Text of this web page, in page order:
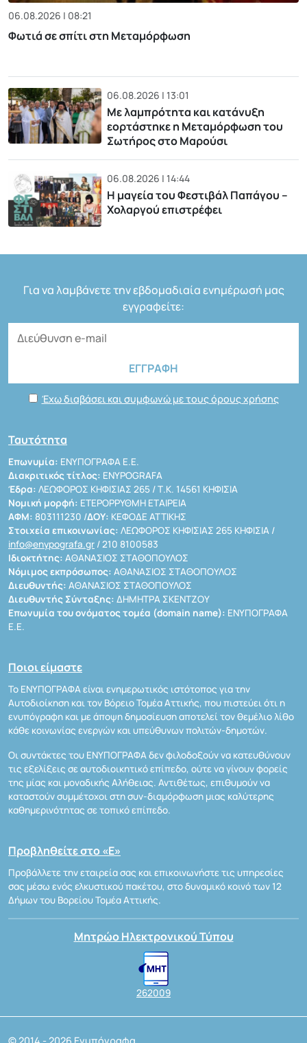
06.08.2026 | 08:21
Φωτιά σε σπίτι στη Μεταμόρφωση
06.08.2026 | 13:01
Με λαμπρότητα και κατάνυξη
εορτάστηκε η Μεταμόρφωση του
Σωτήρος στο Μαρούσι
06.08.2026 | 14:44
Η μαγεία του Φεστιβάλ Παπάγου –
Χολαργού επιστρέφει
Για να λαμβάνετε την εβδομαδιαία ενημέρωσή μας
εγγραφείτε:
Έχω διαβάσει και συμφωνώ με τους όρους χρήσης
Ταυτότητα
Επωνυμία: ΕΝΥΠΟΓΡΑΦΑ Ε.Ε.
Διακριτικός τίτλος: ENYPOGRAFA
Έδρα: ΛΕΩΦΟΡΟΣ ΚΗΦΙΣΙΑΣ 265 / Τ.Κ. 14561 ΚΗΦΙΣΙΑ
Νομική μορφή: ΕΤΕΡΟΡΡΥΘΜΗ ΕΤΑΙΡΕΙΑ
ΑΦΜ: 803111230 /ΔΟΥ: ΚΕΦΟΔΕ ΑΤΤΙΚΗΣ
Στοιχεία επικοινωνίας: ΛΕΩΦΟΡΟΣ ΚΗΦΙΣΙΑΣ 265 ΚΗΦΙΣΙΑ /
info@enypografa.gr / 210 8100583
Ιδιοκτήτης: ΑΘΑΝΑΣΙΟΣ ΣΤΑΘΟΠΟΥΛΟΣ
Νόμιμος εκπρόσωπος: ΑΘΑΝΑΣΙΟΣ ΣΤΑΘΟΠΟΥΛΟΣ
Διευθυντής: ΑΘΑΝΑΣΙΟΣ ΣΤΑΘΟΠΟΥΛΟΣ
Διευθυντής Σύνταξης: ΔΗΜΗΤΡΑ ΣΚΕΝΤΖΟΥ
Επωνυμία του ονόματος τομέα (domain name): ΕΝΥΠΟΓΡΑΦΑ
Ε.Ε.
Ποιοι είμαστε
Το ΕΝΥΠΟΓΡΑΦΑ είναι ενημερωτικός ιστότοπος για την
Αυτοδιοίκηση και τον Βόρειο Τομέα Αττικής, που πιστεύει ότι η
ενυπόγραφη και με άποψη δημοσίευση αποτελεί τον θεμέλιο λίθο
κάθε κοινωνίας ενεργών και υπεύθυνων πολιτών-δημοτών.
Οι συντάκτες του ΕΝΥΠΟΓΡΑΦΑ δεν φιλοδοξούν να κατευθύνουν
τις εξελίξεις σε αυτοδιοικητικό επίπεδο, ούτε να γίνουν φορείς
της μίας και μοναδικής Αλήθειας. Αντιθέτως, επιθυμούν να
καταστούν συμμέτοχοι στη συν-διαμόρφωση μιας καλύτερης
καθημερινότητας σε τοπικό επίπεδο.
Προβληθείτε στο «Ε»
Προβάλλετε την εταιρεία σας και επικοινωνήστε τις υπηρεσίες
σας μέσω ενός ελκυστικού πακέτου, στο δυναμικό κοινό των 12
Δήμων του Βορείου Τομέα Αττικής.
Μητρώο Ηλεκτρονικού Τύπου
262009